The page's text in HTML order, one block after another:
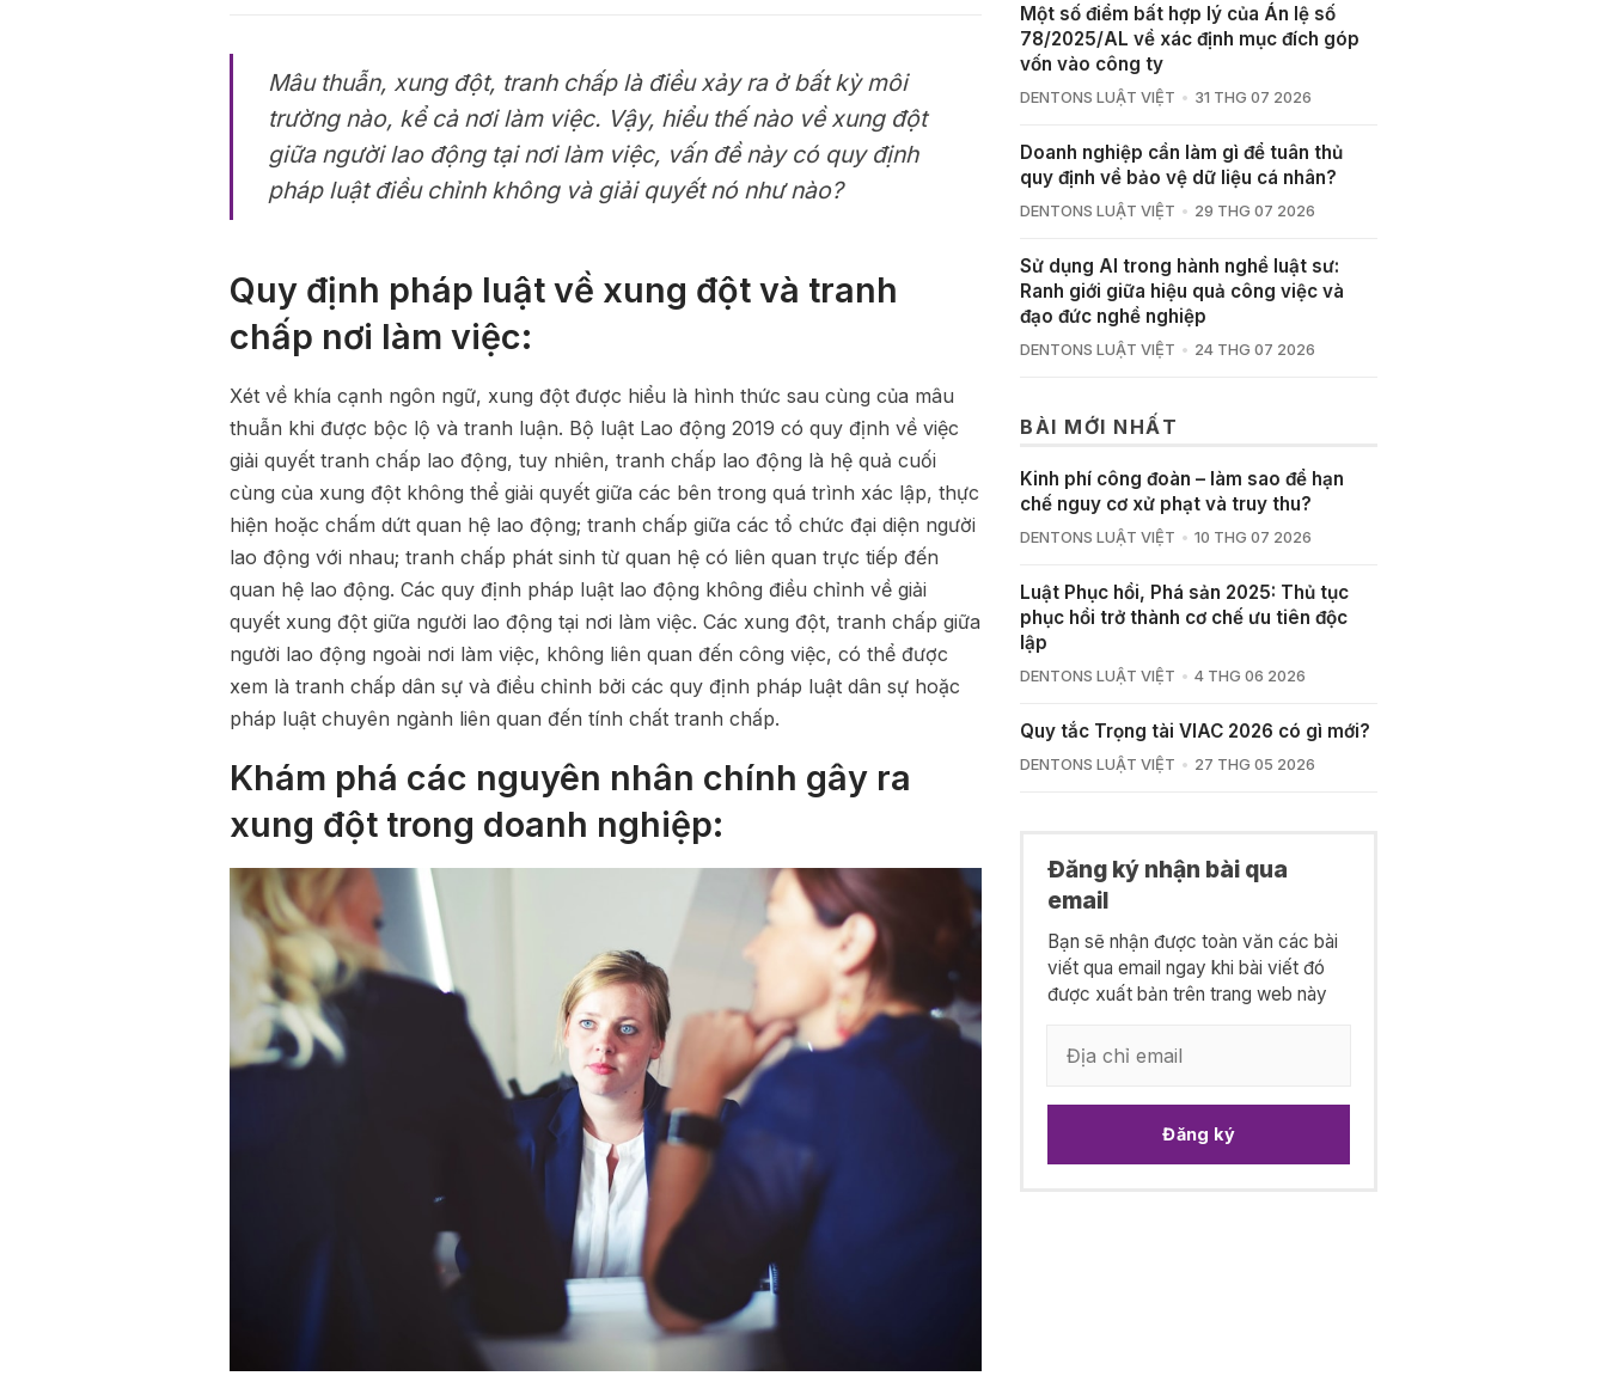
Mâu thuẫn, xung đột, tranh chấp là điều xảy ra ở bất kỳ môi
trường nào, kể cả nơi làm việc. Vậy, hiểu thế nào về xung đột
giữa người lao động tại nơi làm việc, vấn đề này có quy định
pháp luật điều chỉnh không và giải quyết nó như nào?
Quy định pháp luật về xung đột và tranh
chấp nơi làm việc:
Xét về khía cạnh ngôn ngữ, xung đột được hiểu là hình thức sau cùng của mâu
thuẫn khi được bộc lộ và tranh luận. Bộ luật Lao động 2019 có quy định về việc
giải quyết tranh chấp lao động, tuy nhiên, tranh chấp lao động là hệ quả cuối
cùng của xung đột không thể giải quyết giữa các bên trong quá trình xác lập, thực
hiện hoặc chấm dứt quan hệ lao động; tranh chấp giữa các tổ chức đại diện người
lao động với nhau; tranh chấp phát sinh từ quan hệ có liên quan trực tiếp đến
quan hệ lao động. Các quy định pháp luật lao động không điều chỉnh về giải
quyết xung đột giữa người lao động tại nơi làm việc. Các xung đột, tranh chấp giữa
người lao động ngoài nơi làm việc, không liên quan đến công việc, có thể được
xem là tranh chấp dân sự và điều chỉnh bởi các quy định pháp luật dân sự hoặc
pháp luật chuyên ngành liên quan đến tính chất tranh chấp.
Khám phá các nguyên nhân chính gây ra
xung đột trong doanh nghiệp:
Một số điểm bất hợp lý của Án lệ số
78/2025/AL về xác định mục đích góp
vốn vào công ty
DENTONS LUẬT VIỆT 31 THG 07 2026
Doanh nghiệp cần làm gì để tuân thủ
quy định về bảo vệ dữ liệu cá nhân?
DENTONS LUẬT VIỆT 29 THG 07 2026
Sử dụng AI trong hành nghề luật sư:
Ranh giới giữa hiệu quả công việc và
đạo đức nghề nghiệp
DENTONS LUẬT VIỆT 24 THG 07 2026
BÀI MỚI NHẤT
Kinh phí công đoàn – làm sao để hạn
chế nguy cơ xử phạt và truy thu?
DENTONS LUẬT VIỆT 10 THG 07 2026
Luật Phục hồi, Phá sản 2025: Thủ tục
phục hồi trở thành cơ chế ưu tiên độc
lập
DENTONS LUẬT VIỆT 4 THG 06 2026
Quy tắc Trọng tài VIAC 2026 có gì mới?
DENTONS LUẬT VIỆT 27 THG 05 2026
Đăng ký nhận bài qua
email
Bạn sẽ nhận được toàn văn các bài
viết qua email ngay khi bài viết đó
được xuất bản trên trang web này
Đăng ký